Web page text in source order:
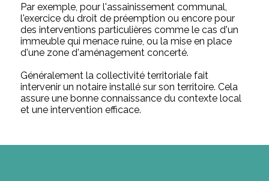
Par exemple, pour l'assainissement communal,
l'exercice du droit de préemption ou encore pour
des interventions particulières comme le cas d'un
immeuble qui menace ruine, ou la mise en place
d'une zone d'aménagement concerté.
Généralement la collectivité territoriale fait
intervenir un notaire installé sur son territoire. Cela
assure une bonne connaissance du contexte local
et une intervention efficace.